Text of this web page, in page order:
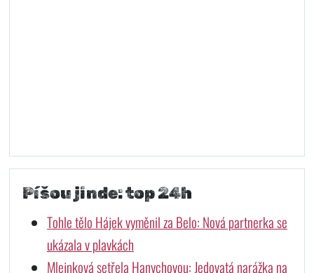
Píšou jinde: top 24h
Tohle tělo Hájek vyměnil za Belo: Nová partnerka se
ukázala v plavkách
Mlejnková setřela Hanychovou: Jedovatá narážka na